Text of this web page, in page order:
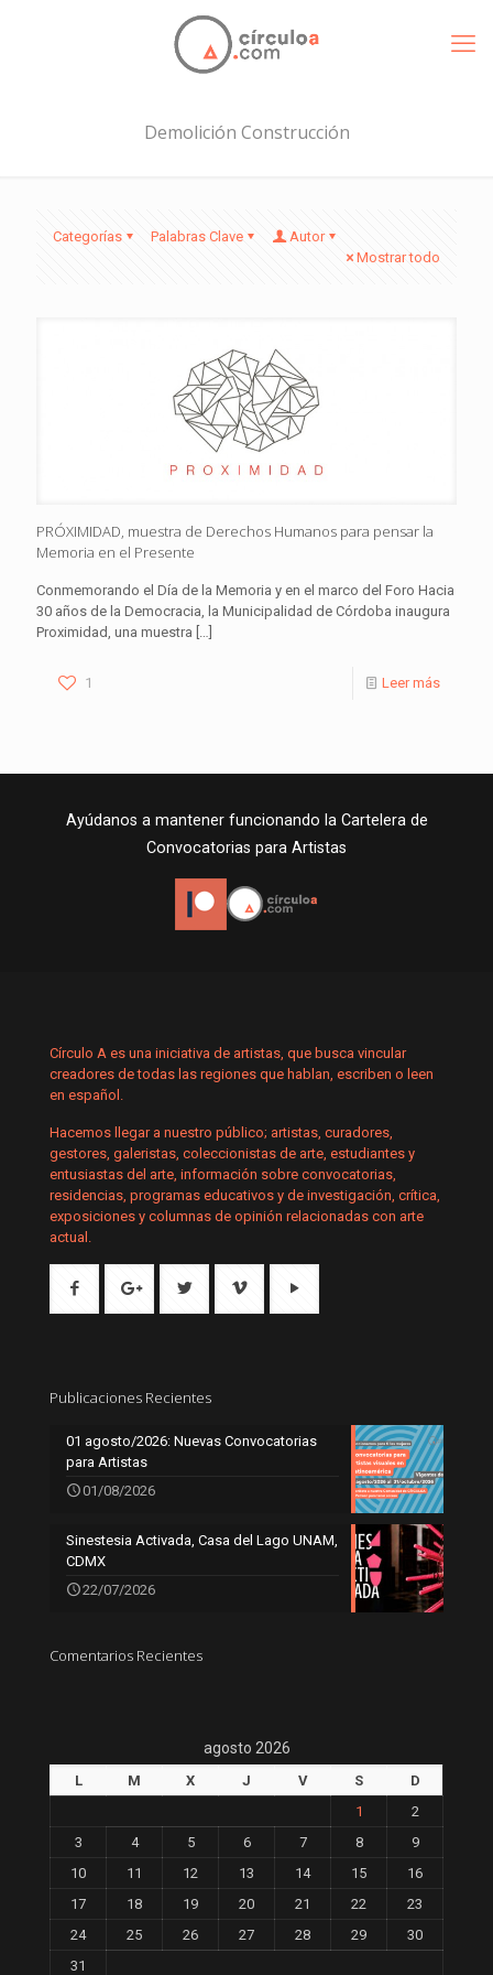
Demolición Construcción
Categorías Palabras Clave
Autor
Mostrar todo
PRÓXIMIDAD, muestra de Derechos Humanos para pensar la
Memoria en el Presente
Conmemorando el Día de la Memoria y en el marco del Foro Hacia
30 años de la Democracia, la Municipalidad de Córdoba inaugura
Proximidad, una muestra
1 Leer más
Ayúdanos a mantener funcionando la Cartelera de
Convocatorias para Artistas
Círculo A es una iniciativa de artistas, que busca vincular
creadores de todas las regiones que hablan, escriben o leen
en español.
Hacemos llegar a nuestro público; artistas, curadores,
gestores, galeristas, coleccionistas de arte, estudiantes y
entusiastas del arte, información sobre convocatorias,
residencias, programas educativos y de investigación, crítica,
exposiciones y columnas de opinión relacionadas con arte
actual.
Publicaciones Recientes
01 agosto/2026: Nuevas Convocatorias
para Artistas
01/08/2026
Sinestesia Activada, Casa del Lago UNAM,
CDMX
22/07/2026
Comentarios Recientes
agosto 2026
L M X J V S
D
1
2
3
4 5 6 7 8
9
10
11 12 13 14 15
16
17
18 19 20 21 22
23
24
25 26 27 28 29
30
31